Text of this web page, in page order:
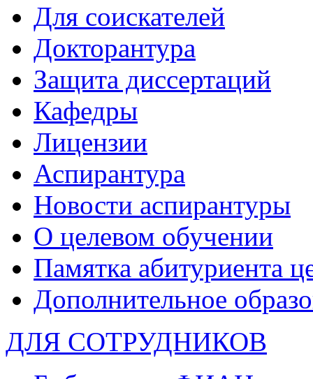
Для соискателей
Докторантура
Защита диссертаций
Кафедры
Лицензии
Аспирантура
Новости аспирантуры
О целевом обучении
Памятка абитуриента
Дополнительное
ДЛЯ СОТРУДНИКОВ